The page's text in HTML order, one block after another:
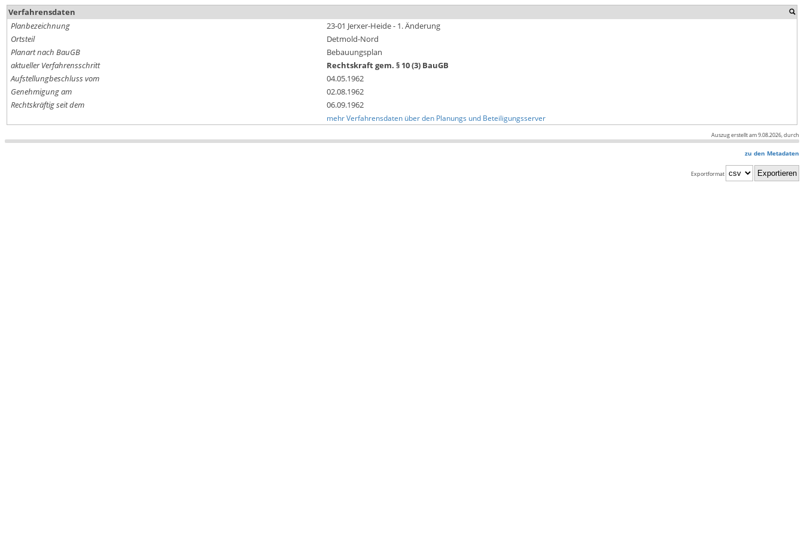
Verfahrensdaten
Planbezeichnung
23-01 Jerxer-Heide - 1. Änderung
Ortsteil
Detmold-Nord
Planart nach BauGB
Bebauungsplan
aktueller Verfahrensschritt
Rechtskraft gem. § 10 (3) BauGB
Aufstellungbeschluss vom
04.05.1962
Genehmigung am
02.08.1962
Rechtskräftig seit dem
06.09.1962
mehr Verfahrensdaten über den Planungs und Beteiligungsserver
Auszug erstellt am 9.08.2026, durch
zu den Metadaten
Exportformat